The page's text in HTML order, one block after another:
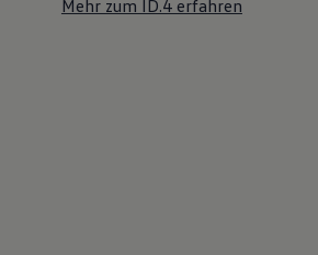
Über Ihr Auto